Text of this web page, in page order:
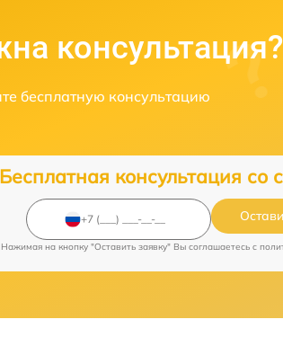
консультация?
бесплатную консультацию
Бесплатная консультация со
Нажимая на кнопку "Оставить заявку" Вы соглашаетесь c